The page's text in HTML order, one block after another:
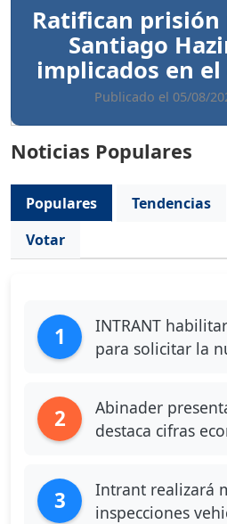
Ratifican
Santiago
implicados en el
Publicado el 05/08/
Noticias Populares
Populares Tendencias
Votar
1
INTRANT
para solicitar la
2
Abinader
destaca cifras
3
Intrant realizará
inspecciones